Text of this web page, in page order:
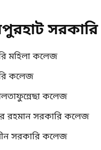
মহিলা কলেজ
কলেজ
কলেজ
রহমান সরকারি কলেজ
সরকারি কলেজ